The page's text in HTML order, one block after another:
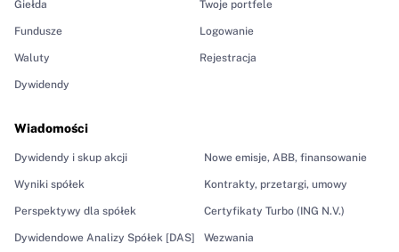
Giełda
Fundusze
Waluty
Dywidendy
Wiadomości
Dywidendy i skup akcji
Wyniki spółek
Perspektywy dla spółek
Dywidendowe Analizy Spółek [DAS]
Nowe emisje, ABB, finansowanie
Kontrakty, przetargi, umowy
Certyfikaty Turbo (ING N.V.)
Wezwania
Twoje portfele
Logowanie
Rejestracja